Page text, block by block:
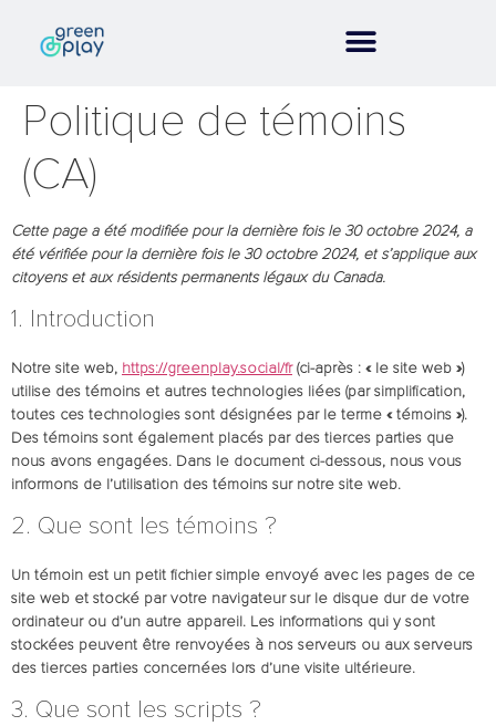
Politique de témoins
(CA)
Cette page a été modifiée pour la dernière fois le 30 octobre 2024, a
été vérifiée pour la dernière fois le 30 octobre 2024, et s’applique aux
citoyens et aux résidents permanents légaux du Canada.
1. Introduction
Notre site web, https://greenplay.social/fr(ci-après : « le site web »)
utilise des témoins et autres technologies liées (par simplification,
toutes ces technologies sont désignées par le terme « témoins »).
Des témoins sont également placés par des tierces parties que
nous avons engagées. Dans le document ci-dessous, nous vous
informons de l’utilisation des témoins sur notre site web.
2. Que sont les témoins ?
Un témoin est un petit fichier simple envoyé avec les pages de ce
site web et stocké par votre navigateur sur le disque dur de votre
ordinateur ou d’un autre appareil. Les informations qui y sont
stockées peuvent être renvoyées à nos serveurs ou aux serveurs
des tierces parties concernées lors d’une visite ultérieure.
3. Que sont les scripts ?